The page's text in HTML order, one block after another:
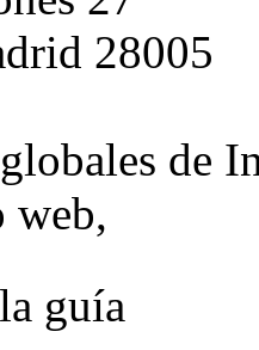
28005
de
web,
guía